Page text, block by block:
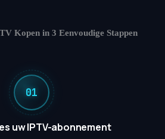
Kopen in 3 Eenvoudige Stappen
uw IPTV-abonnement